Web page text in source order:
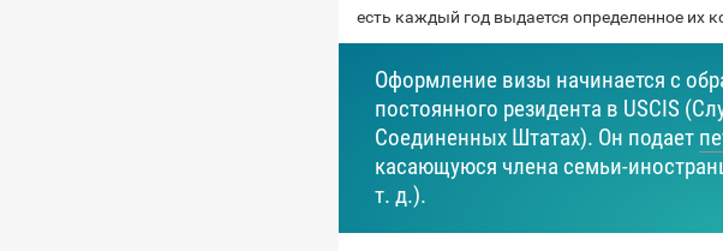
есть каждый год выдается определенное их
Оформление визы начинается с
постоянного резидента в USCIS
Соединенных Штатах). Он подает
касающуюся члена семьи-
т. д.).